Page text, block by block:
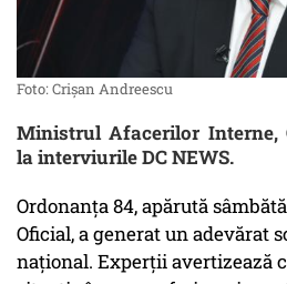
Foto: Crișan Andreescu
Ministrul Afacerilor Interne,
la interviurile DC NEWS.
Ordonanța 84, apărută
Oficial, a generat un adevărat
național. Experții avertizează